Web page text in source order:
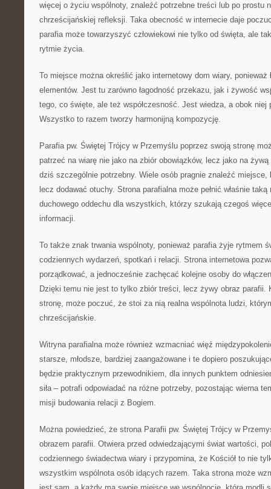
więcej o życiu wspólnoty, znaleźć potrzebne treści lub po prostu
chrześcijańskiej refleksji. Taka obecność w internecie daje
parafia może towarzyszyć człowiekowi nie tylko od święta, ale
rytmie życia.
To miejsce można określić jako internetowy dom wiary, ponieważ
elementów. Jest tu zarówno łagodność przekazu, jak i żywość
tego, co święte, ale też współczesność. Jest wiedza, a obok niej
Wszystko to razem tworzy harmonijną kompozycję.
Parafia pw. Świętej Trójcy w Przemyślu poprzez swoją stronę
patrzeć na wiarę nie jako na zbiór obowiązków, lecz jako na
dziś szczególnie potrzebny. Wiele osób pragnie znaleźć miejsce,
lecz dodawać otuchy. Strona parafialna może pełnić właśnie
duchowego oddechu dla wszystkich, którzy szukają czegoś
informacji.
To także znak trwania wspólnoty, ponieważ parafia żyje rytmem
codziennych wydarzeń, spotkań i relacji. Strona internetowa
porządkować, a jednocześnie zachęcać kolejne osoby do
Dzięki temu nie jest to tylko zbiór treści, lecz żywy obraz parafii.
stronę, może poczuć, że stoi za nią realna wspólnota ludzi,
chrześcijańskie.
Witryna parafialna może również wzmacniać więź
starsze, młodsze, bardziej zaangażowane i te dopiero
będzie praktycznym przewodnikiem, dla innych punktem
siła – potrafi odpowiadać na różne potrzeby, pozostając wierna
misji budowania relacji z Bogiem.
Można powiedzieć, że strona Parafii pw. Świętej Trójcy w
obrazem parafii. Otwiera przed odwiedzającymi świat wartości,
codziennego świadectwa wiary i przypomina, że Kościół to nie
wszystkim wspólnota osób idących razem. Taka strona może